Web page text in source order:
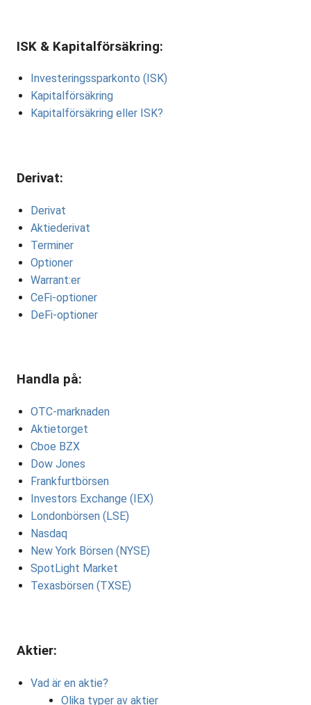
ISK & Kapitalförsäkring:
Investeringssparkonto (ISK)
Kapitalförsäkring
Kapitalförsäkring eller ISK?
Derivat:
Derivat
Aktiederivat
Terminer
Optioner
Warrant:er
CeFi-optioner
DeFi-optioner
Handla på:
OTC-marknaden
Aktietorget
Cboe BZX
Dow Jones
Frankfurtbörsen
Investors Exchange (IEX)
Londonbörsen (LSE)
Nasdaq
New York Börsen (NYSE)
SpotLight Market
Texasbörsen (TXSE)
Aktier:
Vad är en aktie?
Olika typer av aktier